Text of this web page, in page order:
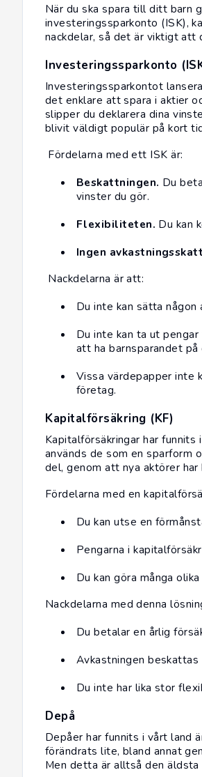
När du ska spara till ditt barn
investeringssparkonto (ISK),
nackdelar, så det är viktigt
Investeringssparkonto
Investeringssparkontot
det enklare att spara i aktier
slipper du deklarera dina
blivit väldigt populär på kort
Fördelarna med ett ISK är:
Beskattningen. Du
vinster du gör.
Flexibiliteten. Du kan
Ingen
Nackdelarna är att:
Du inte kan sätta någon
Du inte kan ta ut
att ha barnsparandet
Vissa värdepapper inte
företag.
Kapitalförsäkring (KF)
Kapitalförsäkringar har funnits
används de som en sparform
del, genom att nya aktörer
Fördelarna med en
Du kan utse en
Pengarna i
Du kan göra många
Nackdelarna med denna
Du betalar en årlig
Avkastningen
Du inte har lika stor
Depå
Depåer har funnits i vårt land
förändrats lite, bland annat
Men detta är alltså den